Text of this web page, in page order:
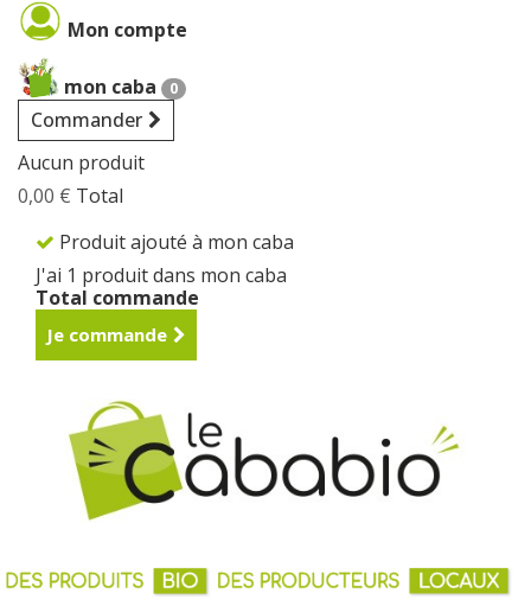
Mon compte
mon caba 0
Commander
Aucun produit
0,00 € Total
Produit ajouté à mon caba
J'ai 1 produit dans mon caba
Total commande
Je commande
Cookies management panel